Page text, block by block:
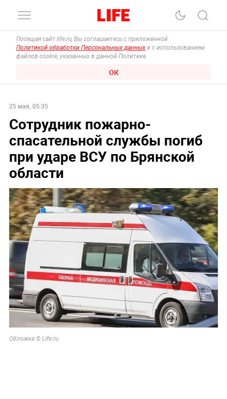
Посещая сайт life.ru, Вы соглашаетесь с приложенной
Политикой обработки Персональных данных и с использованием
файлов cookie, указанных в данной Политике.
ОК
25 мая, 05:35
Сотрудник пожарно-
спасательной службы погиб
при ударе ВСУ по Брянской
области
Обложка © Life.ru